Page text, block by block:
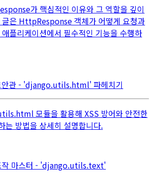
가 핵심적인 이유와 그 역할을 깊이
글은 HttpResponse 객체가 어떻게 요청과
플리케이션에서 필수적인 기능을 수행하
관 - 'django.utils.html' 파헤치기
모듈을 활용해 XSS 방어와 안전한
는 방법을 상세히 설명합니다.
작 마스터 - 'django.utils.text'